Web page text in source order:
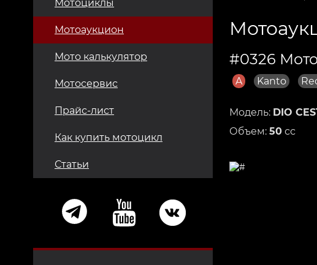
Мотоциклы
Мотоаукцион
Мото калькулятор
Мотосервис
Прайс-лист
Как купить мотоцикл
Статьи
#0326
A Kanto
Модель: DIO
Объем: 50сс